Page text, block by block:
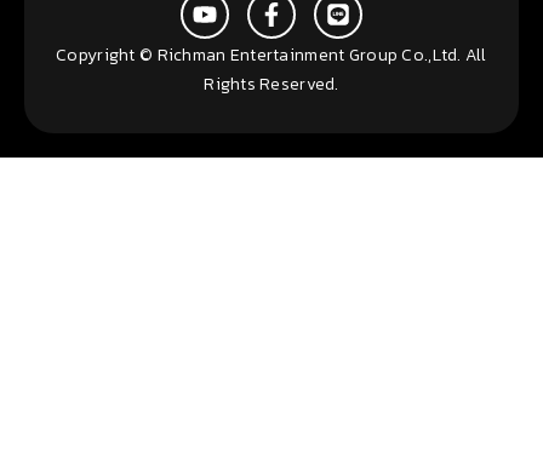
Copyright © Richman Entertainment Group Co.,Ltd. All
Rights Reserved.